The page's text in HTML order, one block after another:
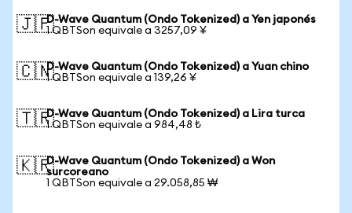
🇯🇵D-Wave Quantum (Ondo Tokenized) a Yen japonés
1 QBTSon equivale a 3257,09 ¥
🇨🇳D-Wave Quantum (Ondo Tokenized) a Yuan chino
1 QBTSon equivale a 139,26 ¥
🇹🇷D-Wave Quantum (Ondo Tokenized) a Lira turca
1 QBTSon equivale a 984,48 ₺
🇰🇷D-Wave Quantum (Ondo Tokenized) a Won
surcoreano
1 QBTSon equivale a 29.058,85 ₩